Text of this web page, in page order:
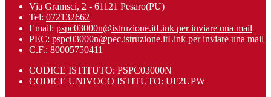
Via Gramsci, 2 - 61121 Pesaro(PU)
Tel: 072132662
Email: pspc03000n@istruzione.itLink per inviare una mail
PEC: pspc03000n@pec.istruzione.itLink per inviare una mail
C.F.: 80005750411
CODICE ISTITUTO: PSPC03000N
CODICE UNIVOCO ISTITUTO: UF2UPW